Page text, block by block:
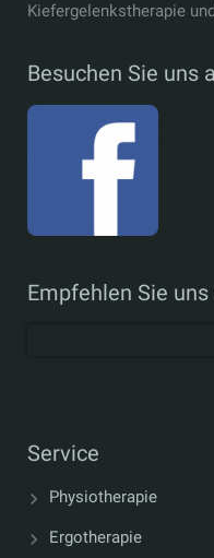
Kiefergelenkstherapie
Besuchen Sie uns
Empfehlen Sie
Service
Physiotherapie
Ergotherapie